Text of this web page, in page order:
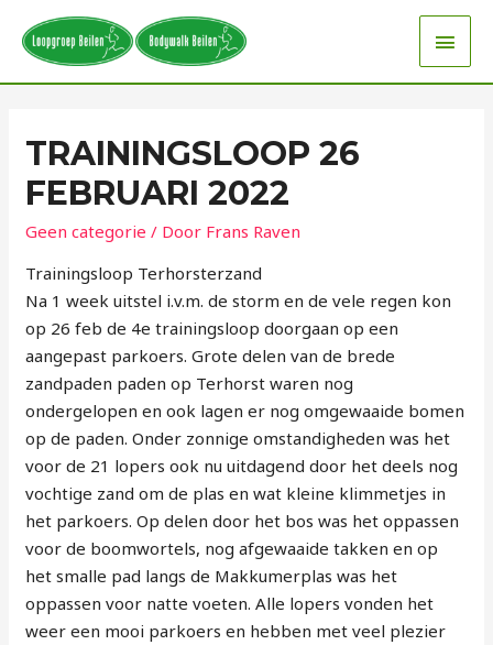
TRAININGSLOOP 26
FEBRUARI 2022
Geen categorie / Door Frans Raven
Trainingsloop Terhorsterzand
Na 1 week uitstel i.v.m. de storm en de vele regen kon
op 26 feb de 4e trainingsloop doorgaan op een
aangepast parkoers. Grote delen van de brede
zandpaden paden op Terhorst waren nog
ondergelopen en ook lagen er nog omgewaaide bomen
op de paden. Onder zonnige omstandigheden was het
voor de 21 lopers ook nu uitdagend door het deels nog
vochtige zand om de plas en wat kleine klimmetjes in
het parkoers. Op delen door het bos was het oppassen
voor de boomwortels, nog afgewaaide takken en op
het smalle pad langs de Makkumerplas was het
oppassen voor natte voeten. Alle lopers vonden het
weer een mooi parkoers en hebben met veel plezier